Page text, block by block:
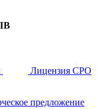
Лицензия СРО
предложение